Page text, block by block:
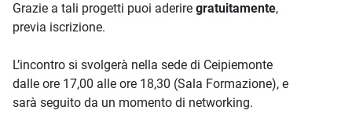
Grazie a tali progetti puoi aderire gratuitamente,
previa iscrizione.
L’incontro si svolgerà nella sede di Ceipiemonte
dalle ore 17,00 alle ore 18,30 (Sala Formazione), e
sarà seguito da un momento di networking.